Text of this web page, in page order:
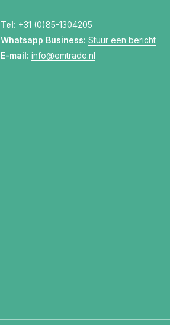
Tel: +31 (0)85-1304205
Whatsapp Business: Stuur een bericht
E-mail: info@emtrade.nl